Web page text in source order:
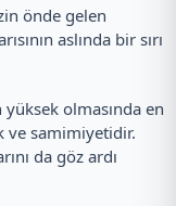
önde gelen
aslında bir sırı
olmasında en
ve samimiyetidir.
da göz ardı